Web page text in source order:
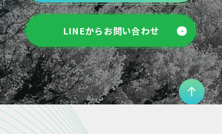
LINEからお問い合わせ